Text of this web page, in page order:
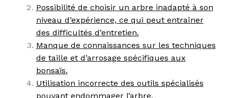
Possibilité de choisir un arbre inadapté à son
niveau d’expérience, ce qui peut entraîner
des difficultés d’entretien.
Manque de connaissances sur les techniques
de taille et d’arrosage spécifiques aux
bonsaïs.
Utilisation incorrecte des outils spécialisés
pouvant endommager l’arbre.